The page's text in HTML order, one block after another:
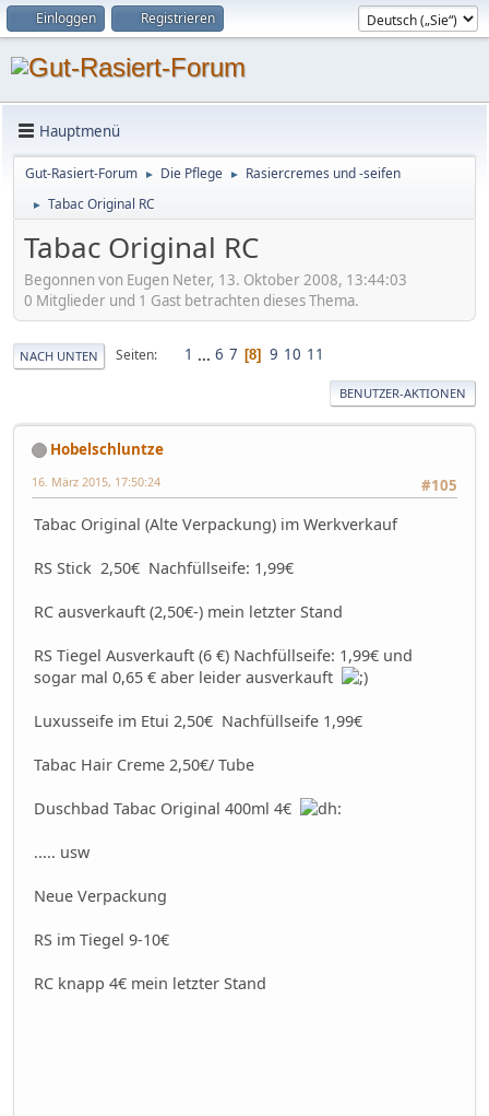
Einloggen Registrieren
Hauptmenü
Gut-Rasiert-Forum ► Die Pflege ► Rasiercremes und -seifen
► Tabac Original RC
Tabac Original RC
Begonnen von Eugen Neter, 13. Oktober 2008, 13:44:03
0 Mitglieder und 1 Gast betrachten dieses Thema.
NACH UNTEN Seiten 1 ... 6 7 8 9 10 11
BENUTZER-AKTIONEN
Hobelschluntze
#105
16. März 2015, 17:50:24
Tabac Original (Alte Verpackung) im Werkverkauf
RS Stick 2,50€ Nachfüllseife: 1,99€
RC ausverkauft (2,50€-) mein letzter Stand
RS Tiegel Ausverkauft (6 €) Nachfüllseife: 1,99€ und
sogar mal 0,65 € aber leider ausverkauft
Luxusseife im Etui 2,50€ Nachfüllseife 1,99€
Tabac Hair Creme 2,50€/ Tube
Duschbad Tabac Original 400ml 4€
..... usw
Neue Verpackung
RS im Tiegel 9-10€
RC knapp 4€ mein letzter Stand